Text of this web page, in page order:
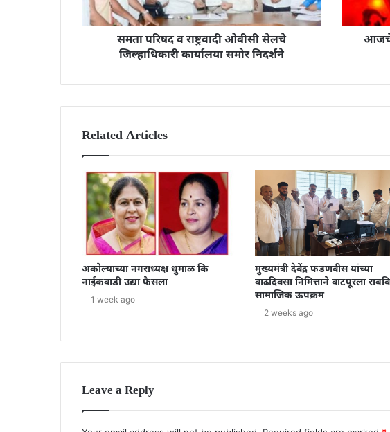
समता परिषद व राष्ट्रवादी ओबीसी सेलचे
जिल्हाधिकारी कार्यालया समोर निदर्शने
आजचे
Related Articles
अकोल्याच्या नगराध्यक्ष धुमाळ कि
नाईकवाडी उद्या फैसला
1 week ago
मुख्यमंत्री देवेंद्र फडणवीस यांच्या
वाढदिवसा निमित्ताने वाटपूरला
सामाजिक ऊपक्रम
2 weeks ago
Leave a Reply